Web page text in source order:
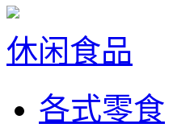
休闲食品
各式零食